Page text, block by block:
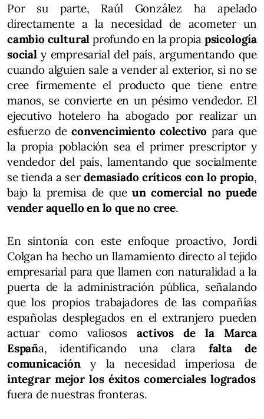
Por su parte, Raúl González ha apelado
directamente a la necesidad de acometer un
cambio cultural profundo en la propia psicología
socialy empresarial del país, argumentando que
cuando alguien sale a vender al exterior, si no se
cree firmemente el producto que tiene entre
manos, se convierte en un pésimo vendedor. El
ejecutivo hotelero ha abogado por realizar un
esfuerzo deconvencimiento colectivo para que
la propia población sea el primer prescriptor y
vendedor del país, lamentando que socialmente
se tienda a serdemasiado críticos con lo propio,
bajo la premisa de queun comercial no puede
vender aquello en lo que no cree.
En sintonía con este enfoque proactivo, Jordi
Colgan ha hecho un llamamiento directo al tejido
empresarial para que llamen con naturalidad a la
puerta de la administración pública, señalando
que los propios trabajadores de las compañías
españolas desplegados en el extranjero pueden
actuar como valiososactivos de la Marca
España, identificando una clara falta de
comunicacióny la necesidad imperiosa de
integrar mejor los éxitos comerciales logrados
fuera de nuestras fronteras.